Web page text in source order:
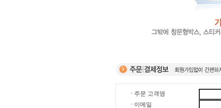
주문 고객명
이메일